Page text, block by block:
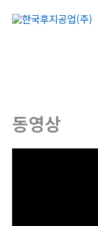
동영상